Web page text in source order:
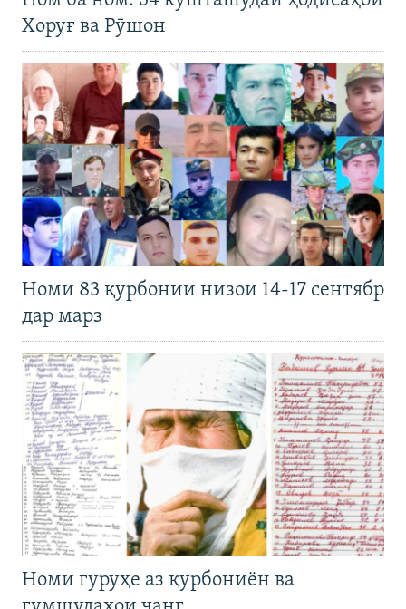
Хоруғ ва Рӯшон
Номи 83 қурбонии низои 14-17 сентябр
дар марз
Номи гуруҳе аз қурбониён ва